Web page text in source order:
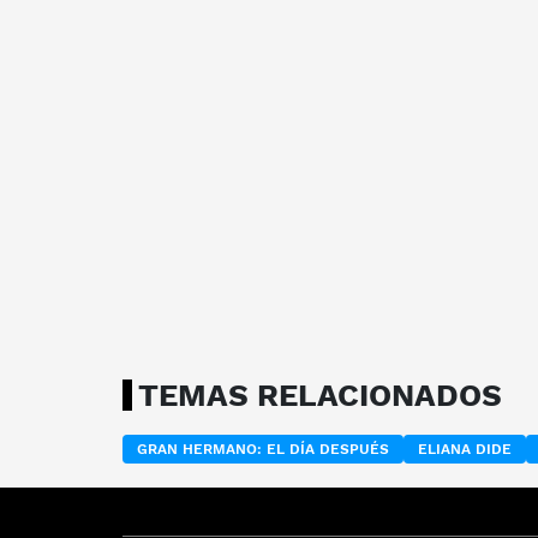
TEMAS RELACIONADOS
GRAN HERMANO: EL DÍA DESPUÉS ELIANA DIDE